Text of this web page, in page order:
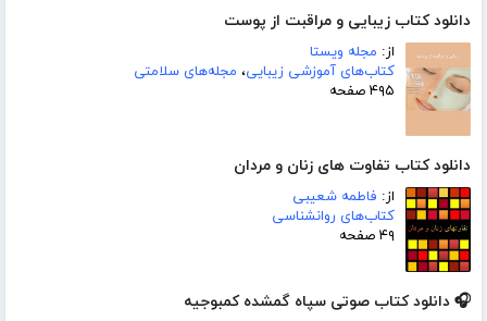
دانلود کتاب زیبایی و مراقبت از پوست
از: مجله ویستا
کتاب‌های آموزشی زیبایی، مجله‌های سلامتی
۴۹۵ صفحه
دانلود کتاب تفاوت های زنان و مردان
از: فاطمه شعیبی
کتاب‌های روانشناسی
۴۹ صفحه
🎧 دانلود کتاب صوتی سپاه گمشده کمبوجیه